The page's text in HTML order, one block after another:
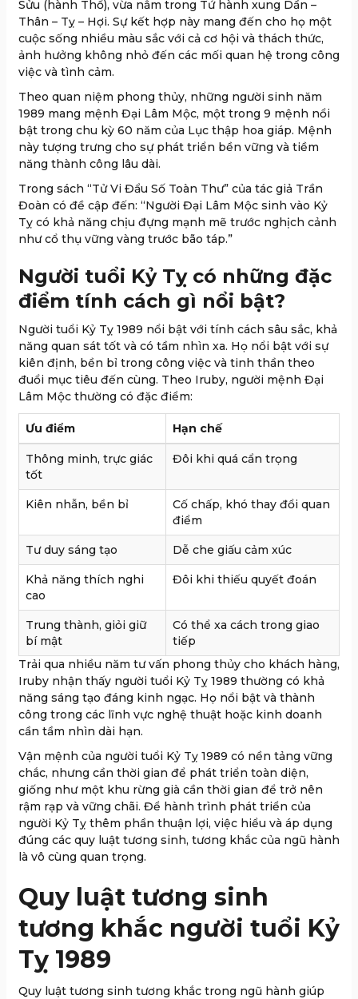
Sửu (hành Thổ), vừa nằm trong Tứ hành xung Dần –
Thân – Tỵ – Hợi. Sự kết hợp này mang đến cho họ một
cuộc sống nhiều màu sắc với cả cơ hội và thách thức,
ảnh hưởng không nhỏ đến các mối quan hệ trong công
việc và tình cảm.
Theo quan niệm phong thủy, những người sinh năm
1989 mang mệnh Đại Lâm Mộc, một trong 9 mệnh nổi
bật trong chu kỳ 60 năm của Lục thập hoa giáp. Mệnh
này tượng trưng cho sự phát triển bền vững và tiềm
năng thành công lâu dài.
Trong sách “Tử Vi Đẩu Số Toàn Thư” của tác giả Trần
Đoàn có đề cập đến: “Người Đại Lâm Mộc sinh vào Kỷ
Tỵ có khả năng chịu đựng mạnh mẽ trước nghịch cảnh
như cổ thụ vững vàng trước bão táp.”
Người tuổi Kỷ Tỵ có những đặc
điểm tính cách gì nổi bật?
Người tuổi Kỷ Tỵ 1989 nổi bật với tính cách sâu sắc, khả
năng quan sát tốt và có tầm nhìn xa. Họ nổi bật với sự
kiên định, bền bỉ trong công việc và tinh thần theo
đuổi mục tiêu đến cùng. Theo Iruby, người mệnh Đại
Lâm Mộc thường có đặc điểm:
Ưu điểm Hạn chế
Thông minh, trực giác
tốt
Đôi khi quá cẩn trọng
Kiên nhẫn, bền bỉ
Cố chấp, khó thay đổi quan
điểm
Tư duy sáng tạo Dễ che giấu cảm xúc
Khả năng thích nghi
cao
Đôi khi thiếu quyết đoán
Trung thành, giỏi giữ
bí mật
Có thể xa cách trong giao
tiếp
Trải qua nhiều năm tư vấn phong thủy cho khách hàng,
Iruby nhận thấy người tuổi Kỷ Tỵ 1989 thường có khả
năng sáng tạo đáng kinh ngạc. Họ nổi bật và thành
công trong các lĩnh vực nghệ thuật hoặc kinh doanh
cần tầm nhìn dài hạn.
Vận mệnh của người tuổi Kỷ Tỵ 1989 có nền tảng vững
chắc, nhưng cần thời gian để phát triển toàn diện,
giống như một khu rừng già cần thời gian để trở nên
rậm rạp và vững chãi. Để hành trình phát triển của
người Kỷ Tỵ thêm phần thuận lợi, việc hiểu và áp dụng
đúng các quy luật tương sinh, tương khắc của ngũ hành
là vô cùng quan trọng.
Quy luật tương sinh
tương khắc người tuổi Kỷ
Tỵ 1989
Quy luật tương sinh tương khắc trong ngũ hành giúp